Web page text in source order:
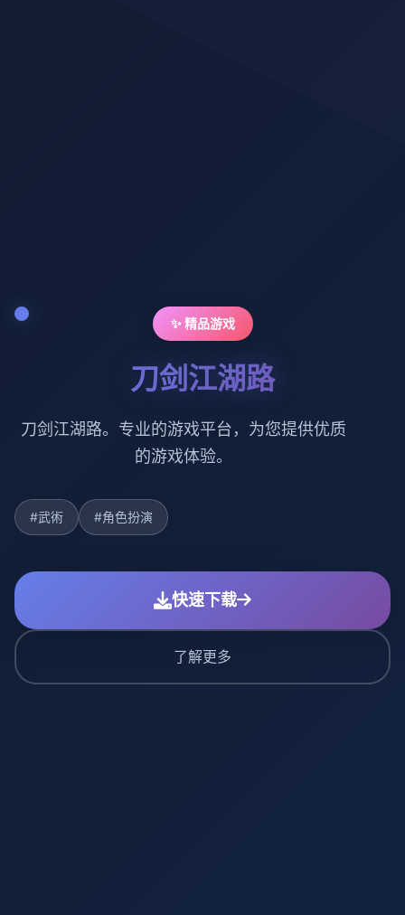
✨ 精品游戏
刀剑江湖路
刀剑江湖路。专业的游戏平台，为您提供优质
的游戏体验。
#武術 #角色扮演
快速下载
了解更多